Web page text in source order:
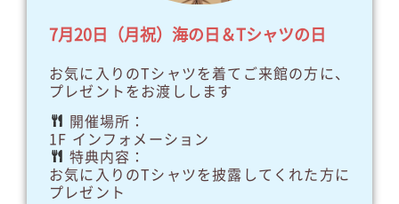
7月20日（月祝）海の日＆Tシャツの日
お気に入りのTシャツを着てご来館の方に、
プレゼントをお渡しします
開催場所：
1F インフォメーション
特典内容：
お気に入りのTシャツを披露してくれた方に
プレゼント